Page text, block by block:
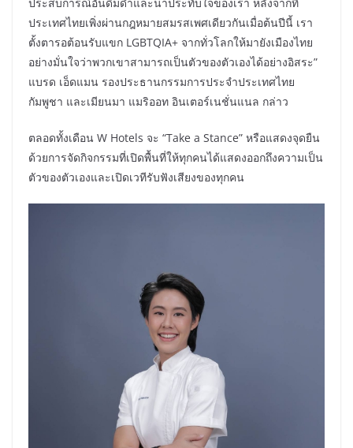
ประสบการณ์อันดื่มด่ำและน่าประทับใจของเรา หลังจากที่
ประเทศไทยเพิ่งผ่านกฎหมายสมรสเพศเดียวกันเมื่อต้นปีนี้ เรา
ตั้งตารอต้อนรับแขก LGBTQIA+ จากทั่วโลกให้มายังเมืองไทย
อย่างมั่นใจว่าพวกเขาสามารถเป็นตัวของตัวเองได้อย่างอิสระ”
แบรด เอ็ดแมน รองประธานกรรมการประจำประเทศไทย
กัมพูชา และเมียนมา แมริออท อินเตอร์เนชั่นแนล กล่าว
ตลอดทั้งเดือน W Hotels จะ “Take a Stance” หรือแสดงจุดยืน
ด้วยการจัดกิจกรรมที่เปิดพื้นที่ให้ทุกคนได้แสดงออกถึงความเป็น
ตัวของตัวเองและเปิดเวทีรับฟังเสียงของทุกคน